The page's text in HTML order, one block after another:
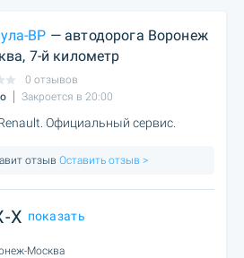
ВР — автодорога Воронеж
7-й километр
0 отзывов
Закроется в 20:00
Официальный сервис.
отзыв Оставить отзыв >
X показать
Москва